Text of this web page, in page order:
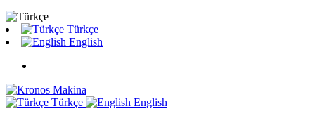
Türkçe
English
Türkçe English